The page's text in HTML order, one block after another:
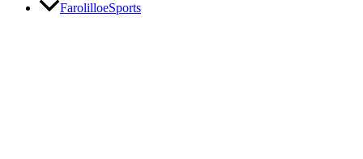
FarolilloeSports